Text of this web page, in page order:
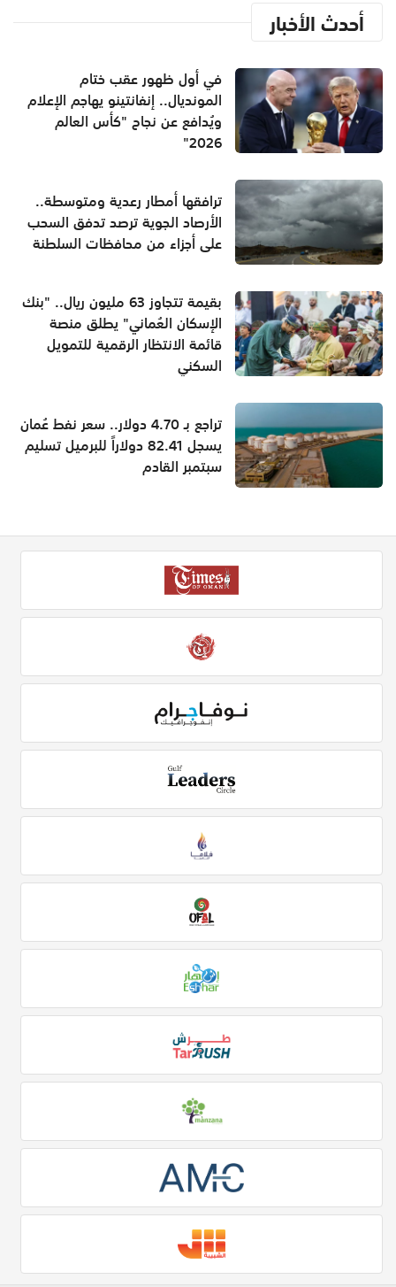
أحدث الأخبار
في أول ظهور عقب ختام
المونديال.. إنفانتينو يهاجم الإعلام
ويُدافع عن نجاح "كأس العالم
2026"
ترافقها أمطار رعدية ومتوسطة..
الأرصاد الجوية ترصد تدفق السحب
على أجزاء من محافظات السلطنة
بقيمة تتجاوز 63 مليون ريال.. "بنك
الإسكان العُماني" يطلق منصة
قائمة الانتظار الرقمية للتمويل
السكني
تراجع بـ 4.70 دولار.. سعر نفط عُمان
يسجل 82.41 دولاراً للبرميل تسليم
سبتمبر القادم